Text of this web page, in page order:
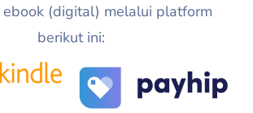
ebook (digital) melalui platform
berikut ini: